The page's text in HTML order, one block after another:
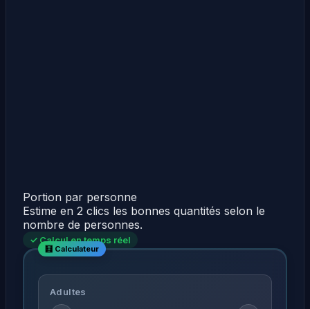
Portion par personne
Estime en 2 clics les bonnes quantités selon le
nombre de personnes.
✓ Calcul en temps réel
Adultes